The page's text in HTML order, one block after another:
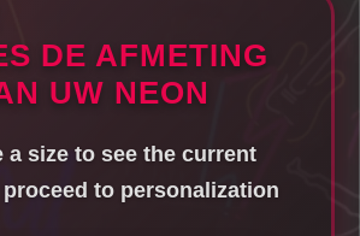
DE AFMETING
UW NEON
a size to see the current
to personalization